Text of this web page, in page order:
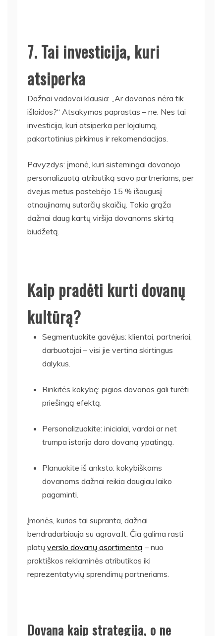
7. Tai investicija, kuri
atsiperka
Dažnai vadovai klausia: „Ar dovanos nėra tik
išlaidos?“ Atsakymas paprastas – ne. Nes tai
investicija, kuri atsiperka per lojalumą,
pakartotinius pirkimus ir rekomendacijas.
Pavyzdys: įmonė, kuri sistemingai dovanojo
personalizuotą atributiką savo partneriams, per
dvejus metus pastebėjo 15 % išaugusį
atnaujinamų sutarčių skaičių. Tokia grąža
dažnai daug kartų viršija dovanoms skirtą
biudžetą.
Kaip pradėti kurti dovanų
kultūrą?
Segmentuokite gavėjus: klientai, partneriai,
darbuotojai – visi jie vertina skirtingus
dalykus.
Rinkitės kokybę: pigios dovanos gali turėti
priešingą efektą.
Personalizuokite: inicialai, vardai ar net
trumpa istorija daro dovaną ypatingą.
Planuokite iš anksto: kokybiškoms
dovanoms dažnai reikia daugiau laiko
pagaminti.
Įmonės, kurios tai supranta, dažnai
bendradarbiauja su agrava.lt. Čia galima rasti
platų verslo dovanų asortimentą – nuo
praktiškos reklaminės atributikos iki
reprezentatyvių sprendimų partneriams.
Dovana kaip strategija, o ne